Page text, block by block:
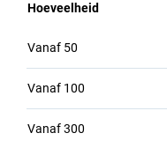
Hoeveelheid
Vanaf 50
Vanaf 100
Vanaf300